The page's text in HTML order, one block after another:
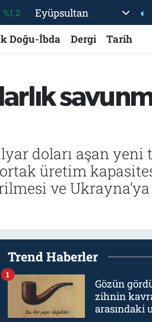
%-19
Eyüpsultan
Doğu-İbda Dergi Tarih
doları aşan yeni
üretim
ve
Trend Haberler
Gözün
zihnin
arasındaki
1